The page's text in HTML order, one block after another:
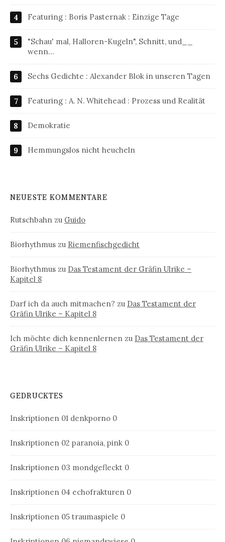
Featuring : Boris Pasternak : Einzige Tage
"Schau' mal, Halloren-Kugeln", Schnitt, und__
wenn…
Sechs Gedichte : Alexander Blok in unseren Tagen
Featuring : A. N. Whitehead : Prozess und Realität
Demokratie
Hemmungslos nicht heucheln
NEUESTE KOMMENTARE
Rutschbahn zu Guido
Biorhythmus zu Riemenfischgedicht
Biorhythmus zu Das Testament der Gräfin Ulrike –
Kapitel 8
Darf ich da auch mitmachen? zu Das Testament der
Gräfin Ulrike – Kapitel 8
Ich möchte dich kennenlernen zu Das Testament der
Gräfin Ulrike – Kapitel 8
GEDRUCKTES
Inskriptionen 01 denkporno 0
Inskriptionen 02 paranoia, pink 0
Inskriptionen 03 mondgefleckt 0
Inskriptionen 04 echofrakturen 0
Inskriptionen 05 traumaspiele 0